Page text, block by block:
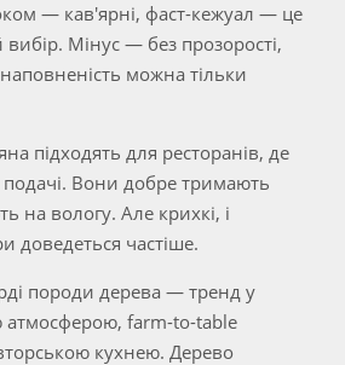
— кав'ярні, фаст-кежуал — це
Мінус — без прозорості,
можна тільки
підходять для ресторанів, де
подачі. Вони добре тримають
на вологу. Але крихкі, і
доведеться частіше.
породи дерева — тренд у
атмосферою, farm-to-table
кухнею. Дерево